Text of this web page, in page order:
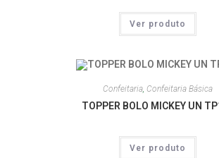
Ver produto
Confeitaria, Confeitaria Básica
TOPPER BOLO MICKEY UN
Ver produto